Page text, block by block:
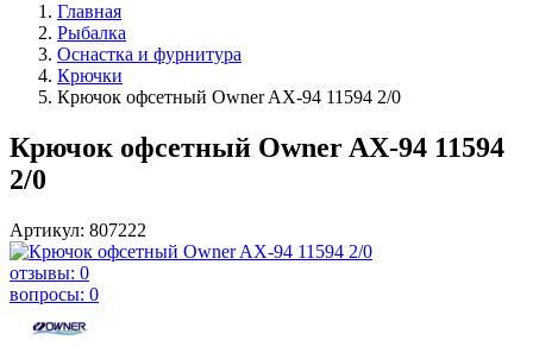
Главная
Рыбалка
Оснастка и фурнитура
Крючки
Крючок офсетный Owner AX-94 11594 2/0
Крючок офсетный Owner AX-94 11594
2/0
Артикул: 807222
отзывы: 0
вопросы: 0